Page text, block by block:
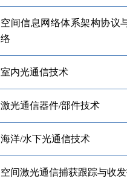
空间信息网络体系架构协议
络
室内光通信技术
激光通信器件/部件技术
海洋/水下光通信技术
空间激光通信捕获跟踪与收